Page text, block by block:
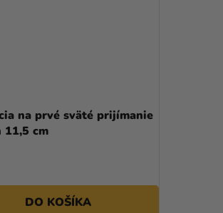
na prvé sväté prijímanie
11,5 cm
DO KOŠÍKA